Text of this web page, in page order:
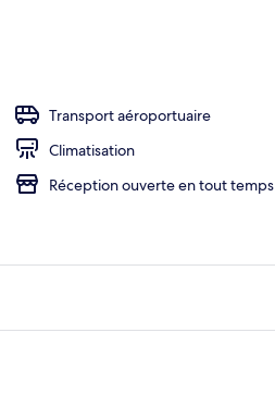
Transport aéroportuaire
Climatisation
Réception ouverte en tout temps